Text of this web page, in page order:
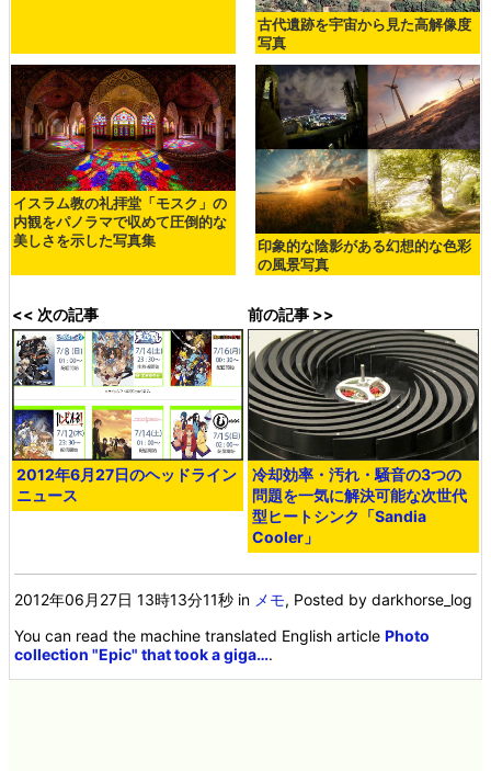
古代遺跡を宇宙から見た高解像度
写真
イスラム教の礼拝堂「モスク」の
内観をパノラマで収めて圧倒的な
美しさを示した写真集
印象的な陰影がある幻想的な色彩
の風景写真
<< 次の記事
2012年6月27日のヘッドライン
ニュース
前の記事 >>
冷却効率・汚れ・騒音の3つの
問題を一気に解決可能な次世代
型ヒートシンク「Sandia
Cooler」
2012年06月27日 13時13分11秒 in メモ, Posted by darkhorse_log
You can read the machine translated English articlePhoto
collection "Epic" that took a giga….